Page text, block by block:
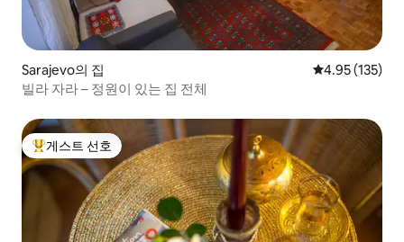
Sarajevo의 집 평점 4.95점(5
4.95 (135)
빌라 자라 – 정원이 있는 집 전체
상위 게스트 선호
게스트 선호